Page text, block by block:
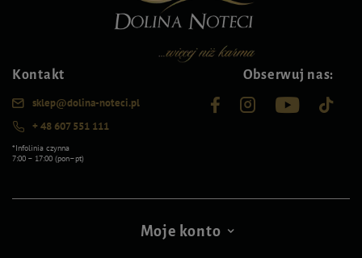
Kontakt
sklep@dolina-noteci.pl
+ 48 607 551 111
*Infolinia czynna
7:00 – 17:00 (pon–pt)
Obserwuj nas:
Moje konto